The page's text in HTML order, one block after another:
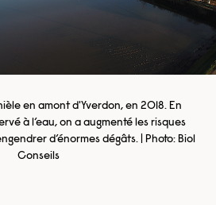
en amont d'Yverdon, en 2018. En
à l’eau, on a augmenté les risques
d’énormes dégâts. | Photo: Biol
Conseils